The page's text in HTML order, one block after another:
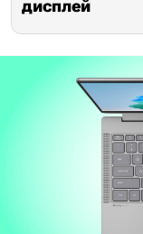
дисплей